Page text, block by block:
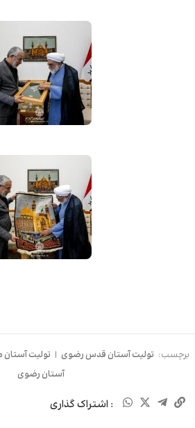
برچسب: تولیت آستان قدس رضوی | تولیت
آستان رضوی
: اشتراک گذاری